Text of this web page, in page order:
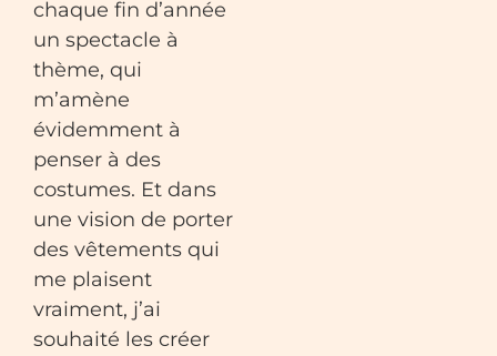
chaque fin d’année
un spectacle à
thème, qui
m’amène
évidemment à
penser à des
costumes. Et dans
une vision de porter
des vêtements qui
me plaisent
vraiment, j’ai
souhaité les créer